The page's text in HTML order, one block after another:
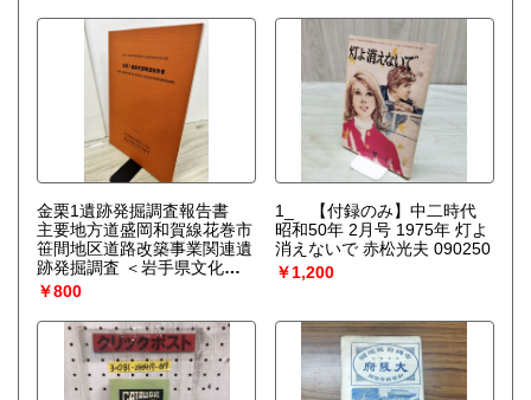
金栗1遺跡発掘調査報告書
主要地方道盛岡和賀線花巻市
笹間地区道路改築事業関連遺
跡発掘調査 ＜岩手県文化振
興事業団埋蔵文化財調査報告
￥800
1_ 【付録のみ】中二時代
昭和50年 2月号 1975年 灯よ
消えないで 赤松光夫 090250
￥1,200